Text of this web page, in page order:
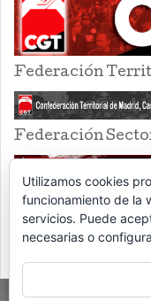
Federación
Federación
Utilizamos cookies
funcionamiento de la
servicios. Puede
necesarias o